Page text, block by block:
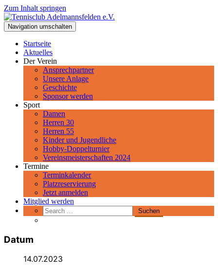
Zum Inhalt springen
Tennisclub Adelmannsfelden e.V.
Spiel, Satz und Sieg! Herzlich Willkommen beim Tennisclub
Adelmannsfelden im schwäbischen Ostalbkreis.
Navigation umschalten
Startseite
Aktuelles
Der Verein
Ansprechpartner
Unsere Anlage
Geschichte
Sponsor werden
Sport
Damen
Herren 30
Herren 55
Kinder und Jugendliche
Hobby-Doppelturnier
Vereinsmeisterschaften 2024
Termine
Terminkalender
Platzreservierung
Jetzt anmelden
Mitglied werden
Datum
14.07.2023